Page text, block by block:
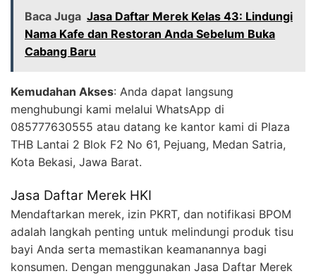
Baca Juga Jasa Daftar Merek Kelas 43: Lindungi
Nama Kafe dan Restoran Anda Sebelum Buka
Cabang Baru
Kemudahan Akses: Anda dapat langsung
menghubungi kami melalui WhatsApp di
085777630555 atau datang ke kantor kami di Plaza
THB Lantai 2 Blok F2 No 61, Pejuang, Medan Satria,
Kota Bekasi, Jawa Barat.
Jasa Daftar Merek HKI
Mendaftarkan merek, izin PKRT, dan notifikasi BPOM
adalah langkah penting untuk melindungi produk tisu
bayi Anda serta memastikan keamanannya bagi
konsumen. Dengan menggunakan Jasa Daftar Merek